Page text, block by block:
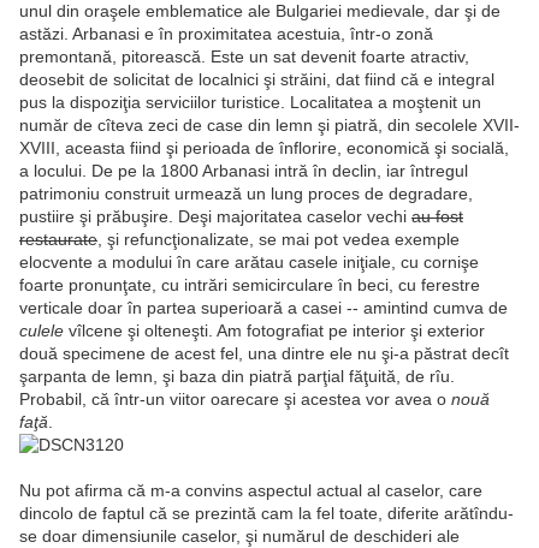
unul din oraşele emblematice ale Bulgariei medievale, dar şi de
astăzi. Arbanasi e în proximitatea acestuia, într-o zonă
premontană, pitorească. Este un sat devenit foarte atractiv,
deosebit de solicitat de localnici şi străini, dat fiind că e integral
pus la dispoziţia serviciilor turistice. Localitatea a moştenit un
număr de cîteva zeci de case din lemn şi piatră, din secolele XVII-
XVIII, aceasta fiind şi perioada de înflorire, economică şi socială,
a locului. De pe la 1800 Arbanasi intră în declin, iar întregul
patrimoniu construit urmează un lung proces de degradare,
pustiire şi prăbuşire. Deşi majoritatea caselor vechi au fost
restaurate , şi refuncţionalizate, se mai pot vedea exemple
elocvente a modului în care arătau casele iniţiale, cu cornişe
foarte pronunţate, cu intrări semicirculare în beci, cu ferestre
verticale doar în partea superioară a casei -- amintind cumva de
culele vîlcene şi olteneşti. Am fotografiat pe interior şi exterior
două specimene de acest fel, una dintre ele nu şi-a păstrat decît
şarpanta de lemn, şi baza din piatră parţial făţuită, de rîu.
Probabil, că într-un viitor oarecare şi acestea vor avea o nouă
faţă
Nu pot afirma că m-a convins aspectul actual al caselor, care
dincolo de faptul că se prezintă cam la fel toate, diferite arătîndu-
se doar dimensiunile caselor, şi numărul de deschideri ale